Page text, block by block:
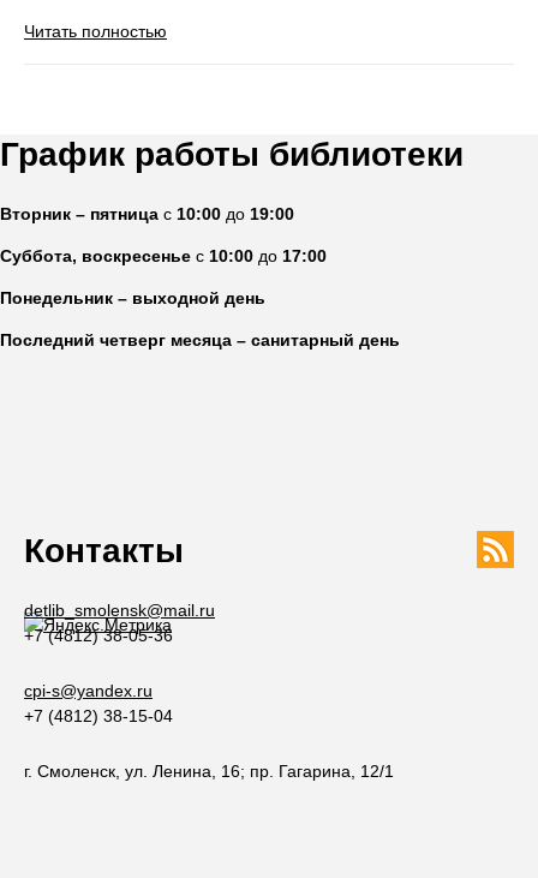
Читать полностью
Контакты
detlib_smolensk@mail.ru
+7 (4812) 38-05-36
cpi-s@yandex.ru
+7 (4812) 38-15-04
г. Смоленск, ул. Ленина, 16; пр. Гагарина, 12/1
График работы библиотеки
Вторник – пятница с 10:00 до 19:00
Суббота, воскресенье с 10:00 до 17:00
Понедельник – выходной день
Последний четверг месяца – санитарный день